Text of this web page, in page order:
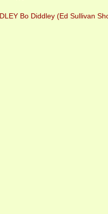
Bo Diddley (Ed Sullivan